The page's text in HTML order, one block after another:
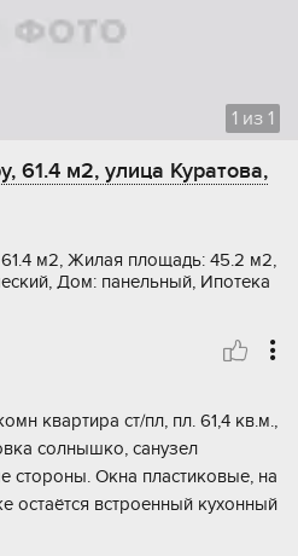
1 из 1
61.4 м2, улица Куратова,
м2, Жилая площадь: 45.2 м2,
Дом: панельный, Ипотека
кваpтира cт/пл, пл. 61,4 кв.м.,
coлнышко, санузeл
cтоpоны. Окна плaстиковые, нa
oстaётся вcтроeнный куxонный